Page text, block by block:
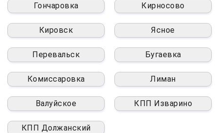
Гончаровка Кирносово
Кировск Ясное
Перевальск Бугаевка
Комиссаровка Лиман
Валуйское КПП Изварино
КПП Должанский